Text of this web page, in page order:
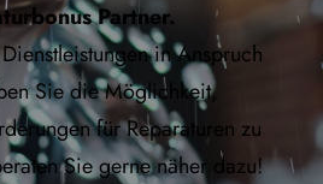
Partner.
in Anspruch
Sie die Möglichkeit,
für Reparaturen zu
Sie gerne näher dazu!